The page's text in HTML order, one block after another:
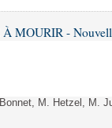
MOURIR -
M. Hetzel, M.